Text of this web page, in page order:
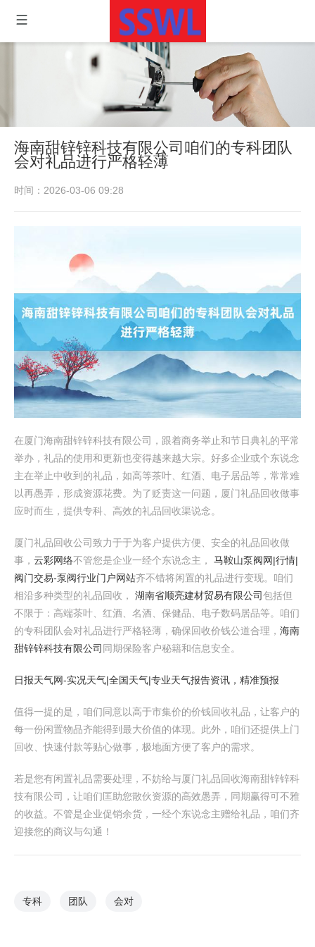
海南甜锌锌科技有限公司咱们的专科团队
会对礼品进行严格轻薄
时间：2026-03-06 09:28
在厦门海南甜锌锌科技有限公司，跟着商务举止和节日典礼的平常
举办，礼品的使用和更新也变得越来越大宗。好多企业或个东说念
主在举止中收到的礼品，如高等茶叶、红酒、电子居品等，常常难
以再愚弄，形成资源花费。为了贬责这一问题，厦门礼品回收做事
应时而生，提供专科、高效的礼品回收渠说念。
厦门礼品回收公司致力于于为客户提供方便、安全的礼品回收做
事， 云彩网络不管您是企业一经个东说念主， 马鞍山泵阀网|行情|
阀门交易-泵阀行业门户网站齐不错将闲置的礼品进行变现。咱们
相沿多种类型的礼品回收， 湖南省顺亮建材贸易有限公司包括但
不限于：高端茶叶、红酒、名酒、保健品、电子数码居品等。咱们
的专科团队会对礼品进行严格轻薄，确保回收价钱公道合理， 海南
甜锌锌科技有限公司 同期保险客户秘籍和信息安全。
日报天气网-实况天气|全国天气|专业天气报告资讯，精准预报
值得一提的是，咱们同意以高于市集价的价钱回收礼品，让客户的
每一份闲置物品齐能得到最大价值的体现。此外，咱们还提供上门
回收、快速付款等贴心做事，极地面方便了客户的需求。
若是您有闲置礼品需要处理，不妨给与厦门礼品回收海南甜锌锌科
技有限公司，让咱们匡助您散伙资源的高效愚弄，同期赢得可不雅
的收益。不管是企业促销余货，一经个东说念主赠给礼品，咱们齐
迎接您的商议与勾通！
专科 团队 会对